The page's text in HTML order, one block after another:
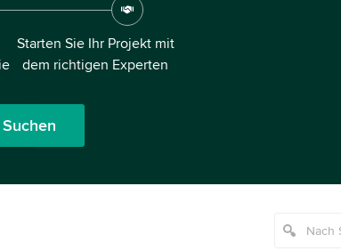
Starten Sie Ihr Projekt mit
dem richtigen Experten
Suchen